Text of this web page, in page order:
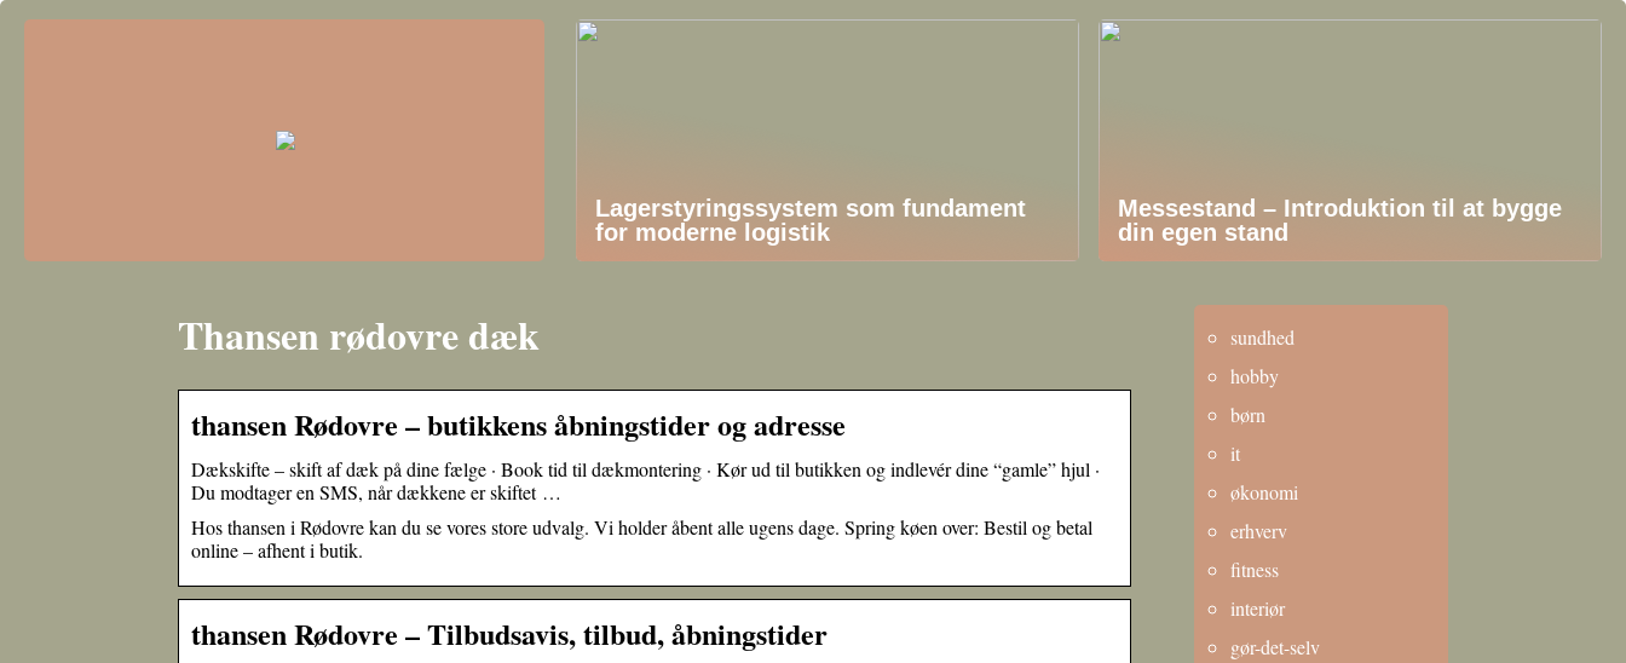
Lagerstyringssystem som fundament
for moderne logistik
Messestand – Introduktion til at bygge
din egen stand
Thansen rødovre dæk
thansen Rødovre – butikkens åbningstider og adresse
Dækskifte – skift af dæk på dine fælge · Book tid til dækmontering · Kør ud til butikken og indlevér dine “gamle” hjul ·
Du modtager en SMS, når dækkene er skiftet …
Hos thansen i Rødovre kan du se vores store udvalg. Vi holder åbent alle ugens dage. Spring køen over: Bestil og betal
online – afhent i butik.
thansen Rødovre – Tilbudsavis, tilbud, åbningstider
sundhed
hobby
børn
it
økonomi
erhverv
fitness
interiør
gør-det-selv